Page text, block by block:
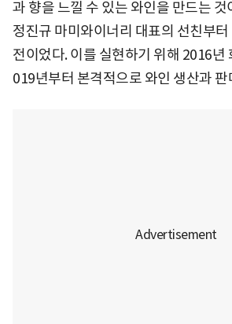
과 향을 느낄 수 있는 와인을 만드는
정진규 마미와이너리 대표의 선친부터
전이었다. 이를 실현하기 위해 2016년
019년부터 본격적으로 와인 생산과